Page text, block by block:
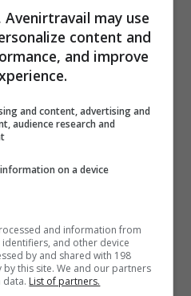
sont essentiels afin de
autour de sujets variés.
encadrée, devient un
chacun peut partager ses
en toute sérénité.
d’intérêt culturels
numériques
des personnes aux parcours
Les applications de
des sessions où l’on
ou des souvenirs
et son ajoutent une
démonstration et la
may use
content and
and improve
and content, advertising and
audience research and
on a device
and information from
and other device
by and shared with 198
this site. We and our partners
data. List of partners.